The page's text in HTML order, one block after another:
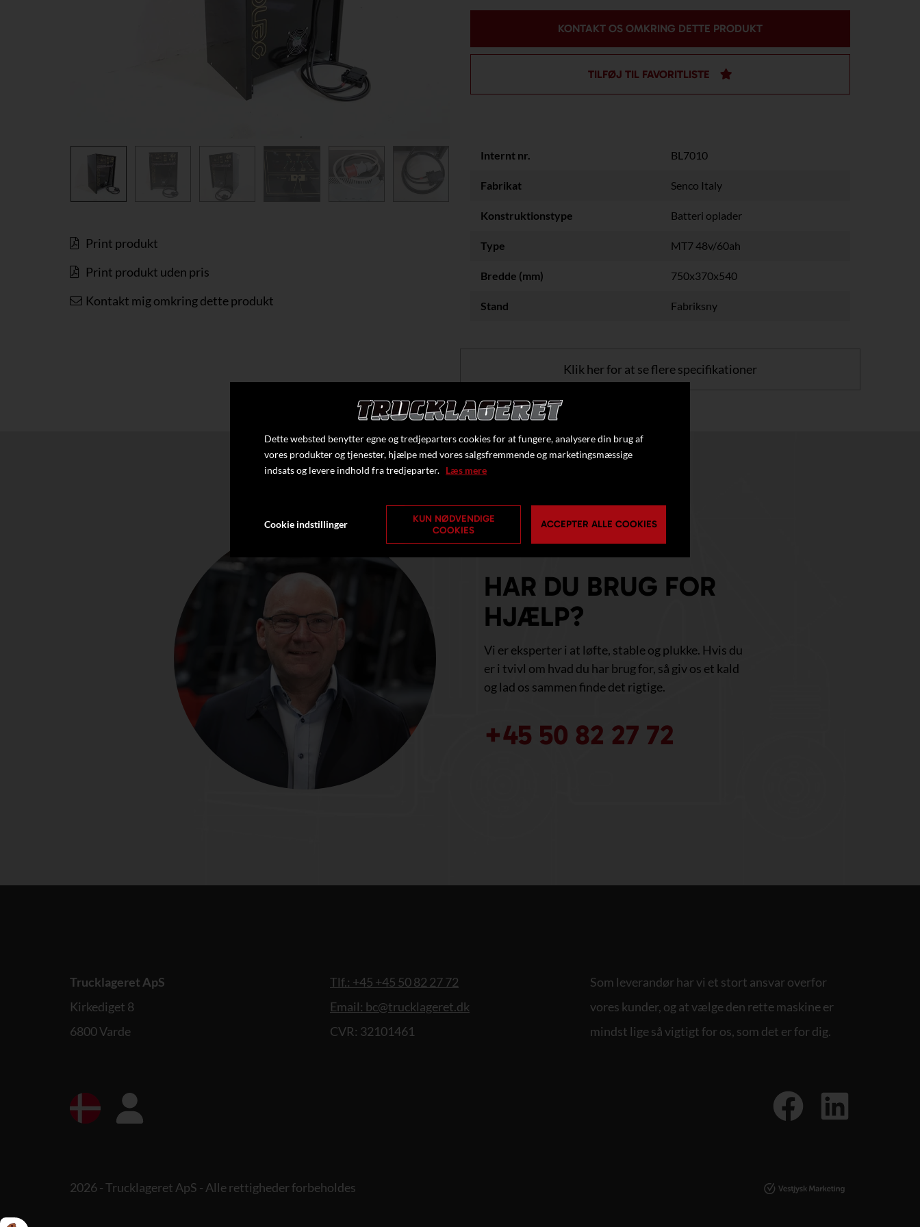
Print produkt
Print produkt uden pris
Kontakt mig omkring dette produkt
KONTAKT OS OMKRING DETTE PRODUKT
TILFØJ TIL FAVORITLISTE
Internt nr. BL7010
Fabrikat Senco Italy
Konstruktionstype Batteri oplader
Type MT7 48v/60ah
Bredde (mm) 750x370x540
Stand Fabriksny
Klik her for at se flere specifikationer
HAR DU BRUG FOR
HJÆLP?
Vi er eksperter i at løfte, stable og plukke. Hvis du
er i tvivl om hvad du har brug for, så giv os et kald
og lad os sammen finde det rigtige.
+45 50 82 27 72
Trucklageret ApS
Kirkediget 8
6800 Varde
Tlf.: +45 +45 50 82 27 72
Email: bc@trucklageret.dk
CVR: 32101461
Som leverandør har vi et stort ansvar overfor
vores kunder, og at vælge den rette maskine er
mindst lige så vigtigt for os, som det er for dig.
2026 - Trucklageret ApS - Alle rettigheder forbeholdes
Dette websted benytter egne og tredjeparters cookies for at fungere, analysere din brug af
vores produkter og tjenester, hjælpe med vores salgsfremmende og marketingsmæssige
indsats og levere indhold fra tredjeparter. Læs mere
Cookie indstillinger
KUN NØDVENDIGE
COOKIES
ACCEPTER ALLE COOKIES